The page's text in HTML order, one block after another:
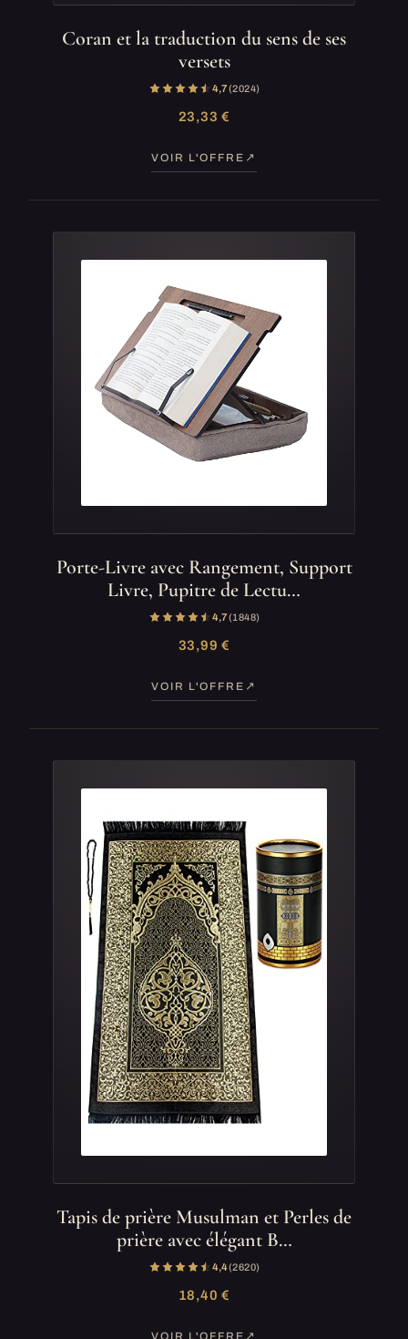
Coran et la traduction du sens de ses
versets
4,7(2 024)
23,33 €
VOIR L'OFFRE
Porte-Livre avec Rangement, Support
Livre, Pupitre de Lectu…
4,7(1 848)
33,99 €
VOIR L'OFFRE
Tapis de prière Musulman et Perles de
prière avec élégant B…
4,4(2 620)
18,40 €